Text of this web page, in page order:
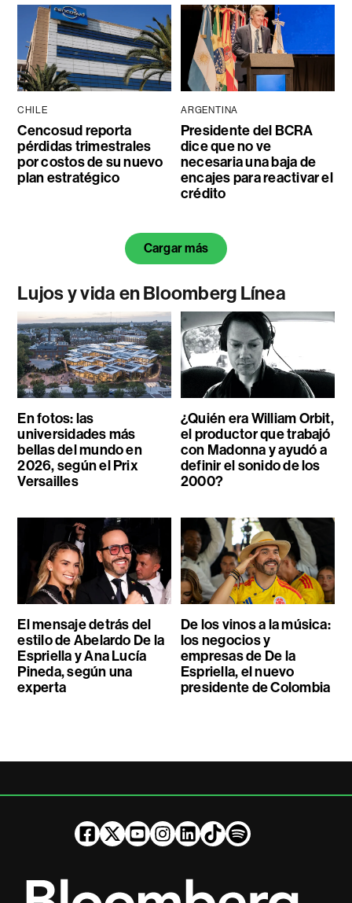
CHILE
Cencosud reporta
pérdidas trimestrales
por costos de su nuevo
plan estratégico
ARGENTINA
Presidente del BCRA
dice que no ve
necesaria una baja de
encajes para reactivar el
crédito
Cargar más
Lujos y vida en Bloomberg Línea
En fotos: las
universidades más
bellas del mundo en
2026, según el Prix
Versailles
¿Quién era William Orbit,
el productor que trabajó
con Madonna y ayudó a
definir el sonido de los
2000?
El mensaje detrás del
estilo de Abelardo De la
Espriella y Ana Lucía
Pineda, según una
experta
De los vinos a la música:
los negocios y
empresas de De la
Espriella, el nuevo
presidente de Colombia